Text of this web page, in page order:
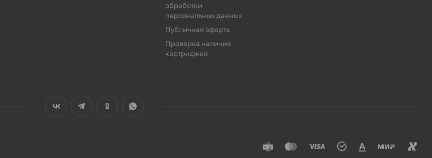
обработки
персональных данных
Публичная оферта
Проверка наличия
картриджей